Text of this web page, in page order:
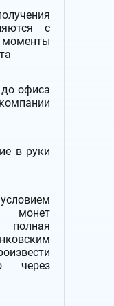
с
офиса
в руки
монет
через